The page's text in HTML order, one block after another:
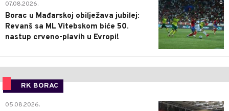
0
07.08.2026.
Borac u Mađarskoj obilježava jubilej:
Revanš sa ML Vitebskom biće 50.
nastup crveno-plavih u Evropi!
RK BORAC
0
05.08.2026.